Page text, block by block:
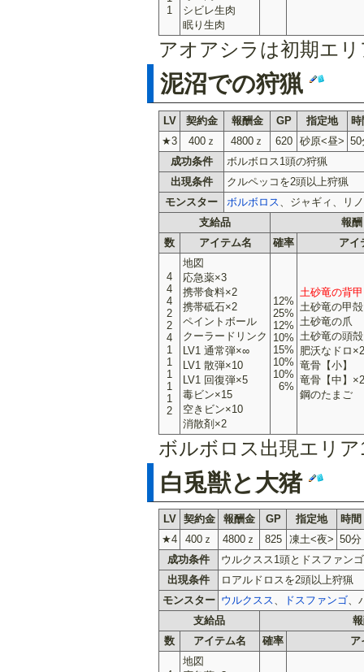
1
シビレ生肉
眠り生肉
アオアシラは初期エ
泥沼での狩猟
LV 契約金 報酬金 GP 指定地
時
★3
400ｚ 4800ｚ 620 砂原<昼> 50
成功条件
ボルボロス1頭の狩猟
出現条件
クルペッコを2頭以上狩猟
モンスター
ボルボロス
、ジャギィ、リ
支給品
報酬
数
アイテム名 確率 アイ
4
4
4
2
2
4
1
1
1
1
1
2
地図
応急薬×3
携帯食料×2
携帯砥石×2
ペイントボール
クーラードリンク
LV1 通常弾×∞
LV1 散弾×10
LV1 回復弾×5
毒ビン×15
空きビン×10
消散剤×2
12%
25%
12%
10%
15%
10%
10%
6%
土砂竜の背甲
土砂竜の甲殻
土砂竜の爪
土砂竜の頭殻
肥沃なドロ×2
竜骨【小】
竜骨【中】×2
鋼のたまご
ボルボロス出現エリア
白兎獣と大猪
LV 契約金 報酬金 GP 指定地
時間
★4
400ｚ 4800ｚ 825 凍土<夜> 50分
成功条件
ウルクスス1頭とドスファン
出現条件
ロアルドロスを2頭以上狩猟
モンスター ウルクスス、 ドスファンゴ、
支給品
数
アイテム名 確率 ア
地図